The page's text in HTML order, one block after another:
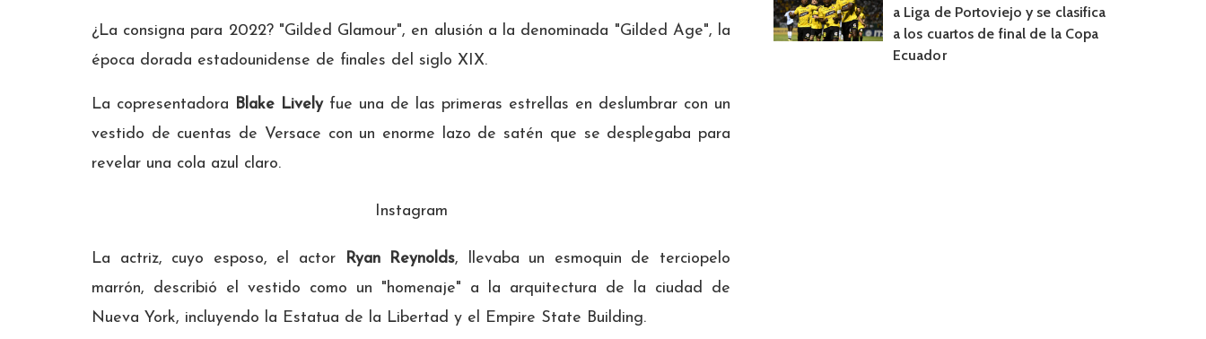
¿La consigna para 2022? "Gilded Glamour", en alusión a la denominada "Gilded Age", la
época dorada estadounidense de finales del siglo XIX.
La copresentadora Blake Livelyfue una de las primeras estrellas en deslumbrar con un
vestido de cuentas de Versace con un enorme lazo de satén que se desplegaba para
revelar una cola azul claro.
Instagram
La actriz, cuyo esposo, el actor Ryan Reynolds, llevaba un esmoquin de terciopelo
marrón, describió el vestido como un "homenaje" a la arquitectura de la ciudad de
Nueva York, incluyendo la Estatua de la Libertad y el Empire State Building.
a Liga de Portoviejo y se clasifica
a los cuartos de final de la Copa
Ecuador